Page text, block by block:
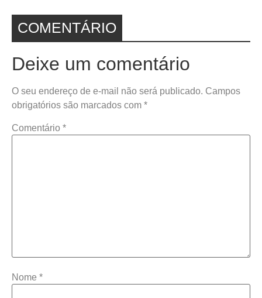
COMENTÁRIO
Deixe um comentário
O seu endereço de e-mail não será publicado. Campos
obrigatórios são marcados com *
Comentário *
Nome *